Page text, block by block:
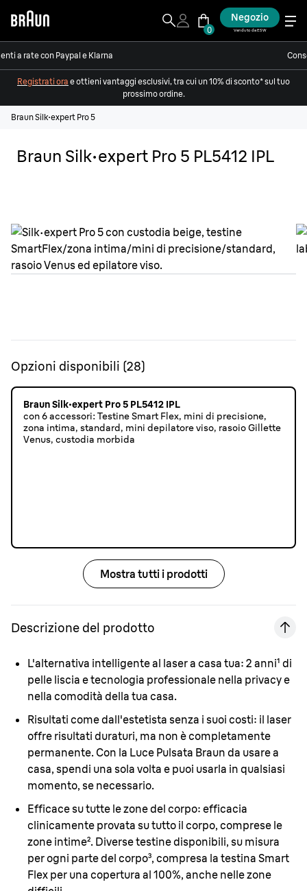
0
Negozio
Venduto da ESW
a rate con Paypal e Klarna
Registrati ora e ottieni vantaggi esclusivi, tra cui un 10% di sconto* sul tuo
prossimo ordine.
Braun Silk·expert Pro 5
Braun Silk·expert Pro 5 PL5412 IPL
Opzioni disponibili (28)
Braun Silk·expert Pro 5 PL5412 IPL
con 6 accessori: Testine Smart Flex, mini di precisione,
zona intima, standard, mini depilatore viso, rasoio Gillette
Venus, custodia morbida
Mostra tutti i prodotti
Descrizione del prodotto
L'alternativa intelligente al laser a casa tua: 2 anni¹ di
pelle liscia e tecnologia professionale nella privacy e
nella comodità della tua casa.
Risultati come dall'estetista senza i suoi costi: il laser
offre risultati duraturi, ma non è completamente
permanente. Con la Luce Pulsata Braun da usare a
casa, spendi una sola volta e puoi usarla in qualsiasi
momento, se necessario.
Efficace su tutte le zone del corpo: efficacia
clinicamente provata su tutto il corpo, comprese le
zone intime². Diverse testine disponibili, su misura
per ogni parte del corpo³, compresa la testina Smart
Flex per una copertura al 100%, anche nelle zone